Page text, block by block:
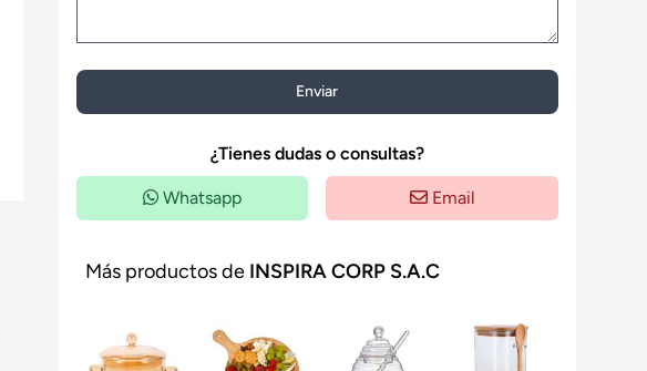
Enviar
¿Tienes dudas o consultas?
Whatsapp Email
Más productos de INSPIRA CORP S.A.C